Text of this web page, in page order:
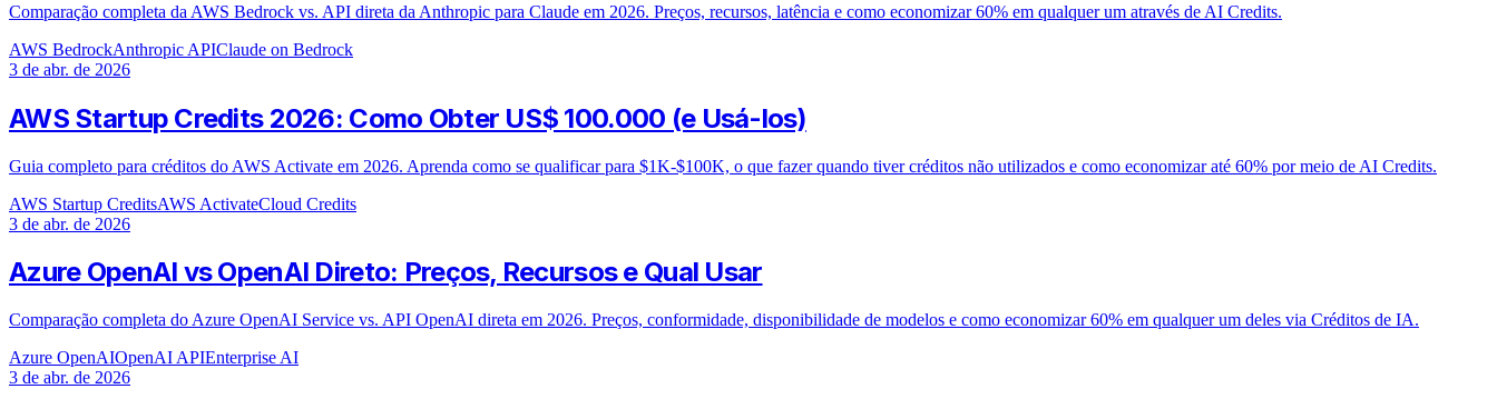
Comparação completa da AWS Bedrock vs. API direta da Anthropic para Claude em 2026. Preços, recursos, latência e como economizar 60% em qualquer um através de AI Credits.
AWS BedrockAnthropic APIClaude on Bedrock
3 de abr. de 2026
AWS Startup Credits 2026: Como Obter US$ 100.000 (e Usá-los)
Guia completo para créditos do AWS Activate em 2026. Aprenda como se qualificar para $1K-$100K, o que fazer quando tiver créditos não utilizados e como economizar até 60% por meio de AI Credits.
AWS Startup CreditsAWS ActivateCloud Credits
3 de abr. de 2026
Azure OpenAI vs OpenAI Direto: Preços, Recursos e Qual Usar
Comparação completa do Azure OpenAI Service vs. API OpenAI direta em 2026. Preços, conformidade, disponibilidade de modelos e como economizar 60% em qualquer um deles via Créditos de IA.
Azure OpenAIOpenAI APIEnterprise AI
3 de abr. de 2026